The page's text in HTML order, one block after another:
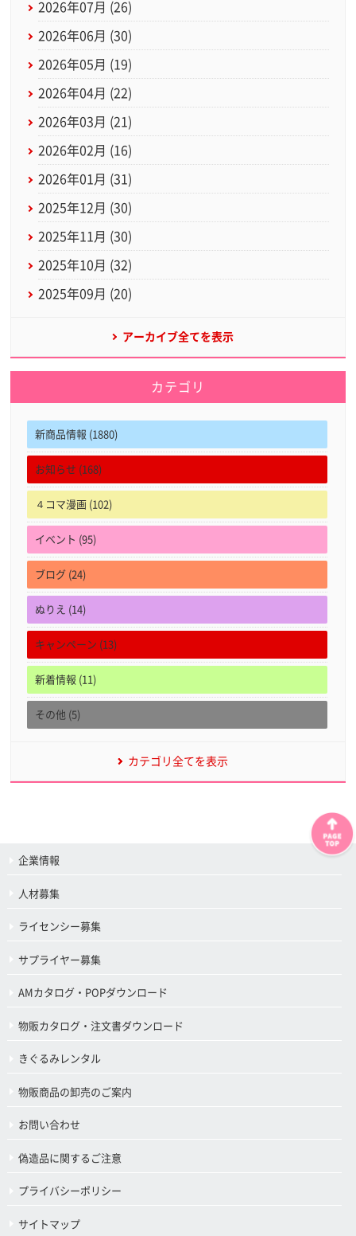
2026年07月 (26)
2026年06月 (30)
2026年05月 (19)
2026年04月 (22)
2026年03月 (21)
2026年02月 (16)
2026年01月 (31)
2025年12月 (30)
2025年11月 (30)
2025年10月 (32)
2025年09月 (20)
アーカイブ全てを表示
カテゴリ
新商品情報 (1880)
お知らせ (168)
４コマ漫画 (102)
イベント (95)
ブログ (24)
ぬりえ (14)
キャンペーン (13)
新着情報 (11)
その他 (5)
カテゴリ全てを表示
企業情報
人材募集
ライセンシー募集
サプライヤー募集
AMカタログ・POPダウンロード
物販カタログ・注文書ダウンロード
きぐるみレンタル
物販商品の卸売のご案内
お問い合わせ
偽造品に関するご注意
プライバシーポリシー
サイトマップ